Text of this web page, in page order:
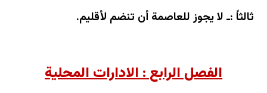
ثالثاً :ـ لا يجوز للعاصمة أن تنضم لأقليم.
الفصل الرابع : الادارات المحلية